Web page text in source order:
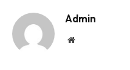
Admin
Website